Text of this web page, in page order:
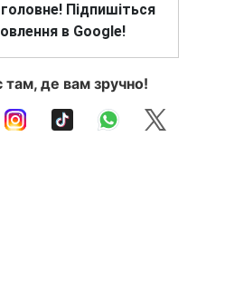
Підпишіться
в Google!
там, де вам зручно!